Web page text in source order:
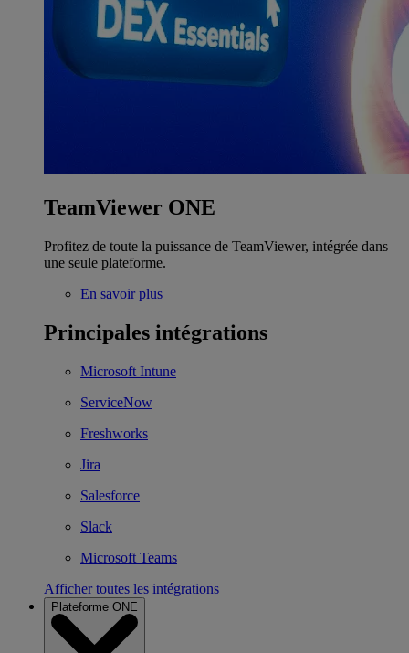
TeamViewer ONE
Profitez de toute la puissance de TeamViewer, intégrée dans
une seule plateforme.
En savoir plus
Principales intégrations
Microsoft Intune
ServiceNow
Freshworks
Jira
Salesforce
Slack
Microsoft Teams
Afficher toutes les intégrations
Plateforme ONE